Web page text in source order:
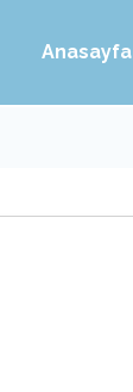
Anasayfa